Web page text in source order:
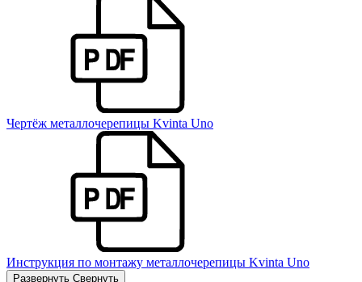
Чертёж металлочерепицы Kvinta Uno
Инструкция по монтажу металлочерепицы Kvinta Uno
Развернуть Свернуть